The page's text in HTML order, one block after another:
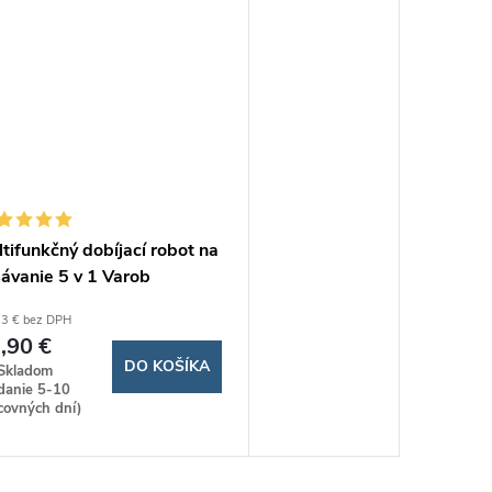
dobíjací robot na
5 v 1 Varob
€ bez DPH
€
5-10
dní)
DO KOŠÍKA